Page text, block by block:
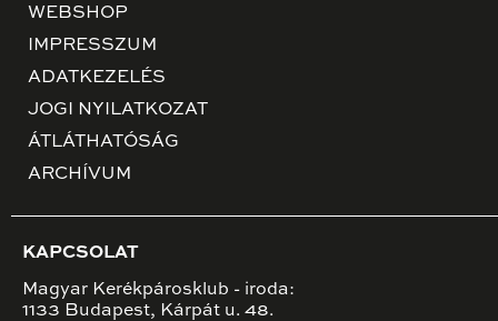
WEBSHOP
IMPRESSZUM
ADATKEZELÉS
JOGI NYILATKOZAT
ÁTLÁTHATÓSÁG
ARCHÍVUM
KAPCSOLAT
Magyar Kerékpárosklub - iroda:
1133 Budapest, Kárpát u. 48.